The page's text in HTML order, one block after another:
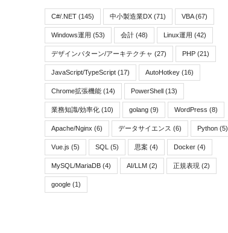
C#/.NET(145) 中小製造業DX(71) VBA(67)
Windows運用 (53) 会計(48) Linux運用 (42)
デザインパターン/アーキテクチャ (27) PHP(21)
JavaScript/TypeScript(17) AutoHotkey(16)
Chrome拡張機能(14) PowerShell(13)
業務知識/効率化(10) golang(9) WordPress (8)
Apache/Nginx (6) データサイエンス (6) Python(5)
Vue.js (5) SQL (5) 思案 (4) Docker(4)
MySQL/MariaDB(4) AI/LLM(2) 正規表現 (2)
google(1)